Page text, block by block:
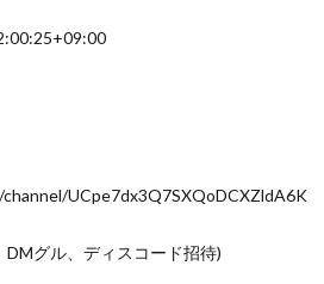
UCpe7dx3Q7SXQoDCXZldA6K
グル、ディスコード招待)